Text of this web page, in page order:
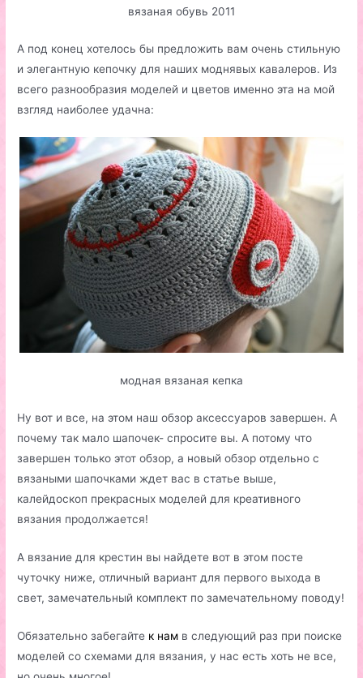
вязаная обувь 2011
А под конец хотелось бы предложить вам очень стильную
и элегантную кепочку для наших моднявых кавалеров. Из
всего разнообразия моделей и цветов именно эта на мой
взгляд наиболее удачна:
модная вязаная кепка
Ну вот и все, на этом наш обзор аксессуаров завершен. А
почему так мало шапочек- спросите вы. А потому что
завершен только этот обзор, а новый обзор отдельно с
вязаными шапочками ждет вас в статье выше,
калейдоскоп прекрасных моделей для креативного
вязания продолжается!
А вязание для крестин вы найдете вот в этом посте
чуточку ниже, отличный вариант для первого выхода в
свет, замечательный комплект по замечательному поводу!
Обязательно забегайте к нам в следующий раз при поиске
моделей со схемами для вязания, у нас есть хоть не все,